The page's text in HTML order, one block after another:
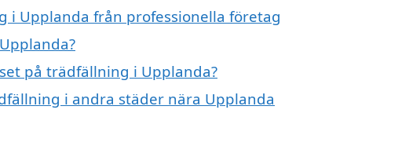
i Upplanda från professionella företag
på trädfällning i Upplanda?
i andra städer nära Upplanda